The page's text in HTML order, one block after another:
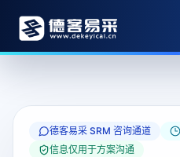
德客易采 SRM 咨询通道
信息仅用于方案沟通